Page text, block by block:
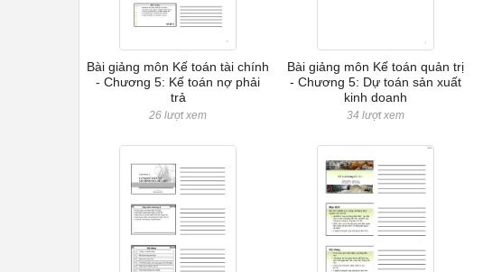
Bài giảng môn Kế toán tài chính
- Chương 5: Kế toán nợ phải
trả
26 lượt xem
Bài giảng môn Kế toán quản trị
- Chương 5: Dự toán sản xuất
kinh doanh
34 lượt xem